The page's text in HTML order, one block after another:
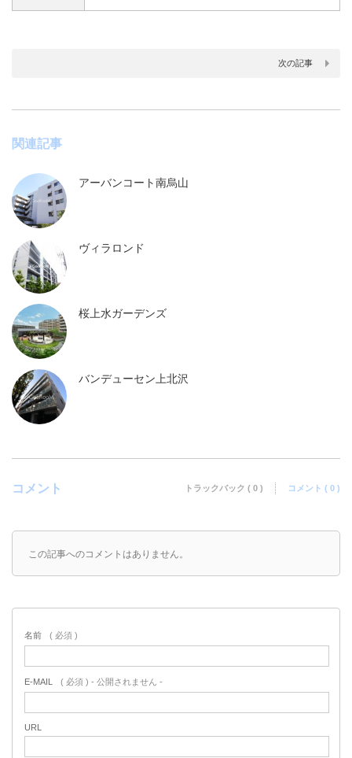
次の記事
関連記事
アーバンコート南烏山
ヴィラロンド
桜上水ガーデンズ
バンデューセン上北沢
コメント トラックバック ( 0 ) コメント ( 0 )
この記事へのコメントはありません。
名前 ( 必須 )
E-MAIL ( 必須 ) - 公開されません -
URL